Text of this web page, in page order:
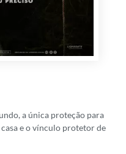
a única proteção para
casa e o vínculo protetor de